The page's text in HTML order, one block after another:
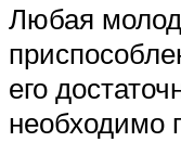
Любая
его
необходимо